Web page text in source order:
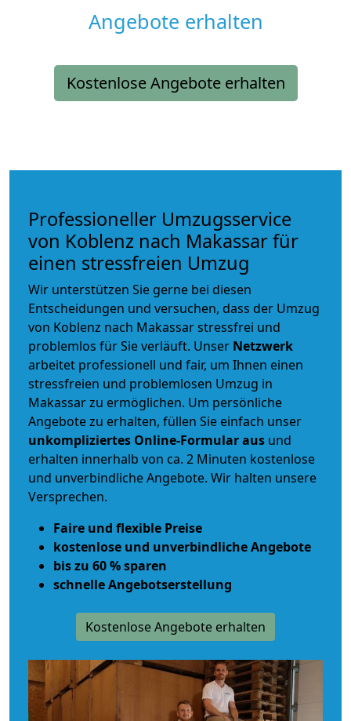
Angebote erhalten
Kostenlose Angebote erhalten
Professioneller Umzugsservice
von Koblenz nach Makassar für
einen stressfreien Umzug
Wir unterstützen Sie gerne bei diesen
Entscheidungen und versuchen, dass der Umzug
von Koblenz nach Makassar stressfrei und
problemlos für Sie verläuft. Unser Netzwerk
arbeitet professionell und fair, um Ihnen einen
stressfreien und problemlosen Umzug in
Makassar zu ermöglichen. Um persönliche
Angebote zu erhalten, füllen Sie einfach unser
unkompliziertes Online-Formular aus und
erhalten innerhalb von ca. 2 Minuten kostenlose
und unverbindliche Angebote. Wir halten unsere
Versprechen.
Faire und flexible Preise
kostenlose und unverbindliche Angebote
bis zu 60 % sparen
schnelle Angebotserstellung
Kostenlose Angebote erhalten